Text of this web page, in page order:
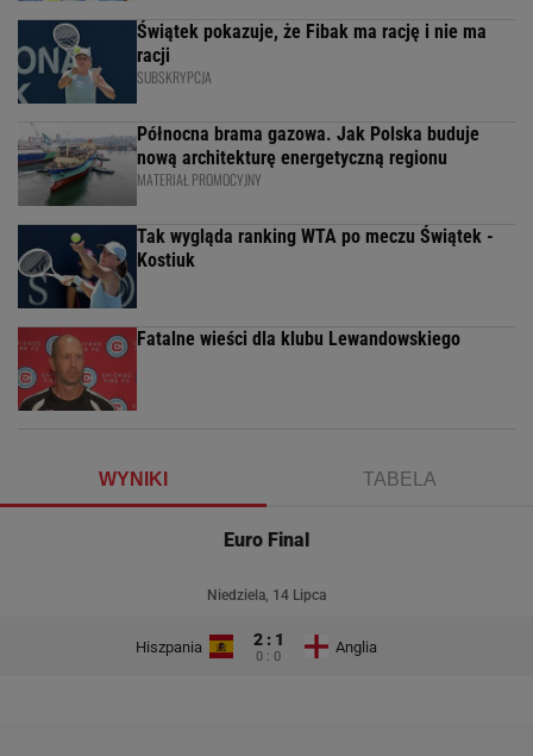
Świątek pokazuje, że Fibak ma rację i nie ma
racji
SUBSKRYPCJA
Północna brama gazowa. Jak Polska buduje
nową architekturę energetyczną regionu
MATERIAŁ PROMOCYJNY
Tak wygląda ranking WTA po meczu Świątek -
Kostiuk
Fatalne wieści dla klubu Lewandowskiego
WYNIKI TABELA
Euro Final
Niedziela, 14 Lipca
Hiszpania 2 : 1
0 : 0
Anglia